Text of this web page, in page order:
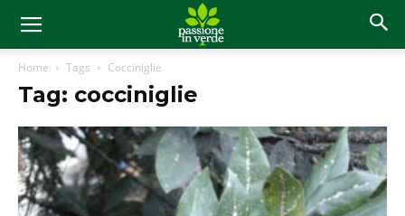
Home Tags Cocciniglie
Tag: cocciniglie